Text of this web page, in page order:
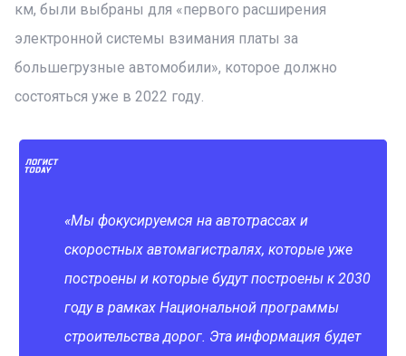
км, были выбраны для «первого расширения
электронной системы взимания платы за
большегрузные автомобили», которое должно
состояться уже в 2022 году.
«Мы фокусируемся на автотрассах и
скоростных автомагистралях, которые уже
построены и которые будут построены к 2030
году в рамках Национальной программы
строительства дорог. Эта информация будет